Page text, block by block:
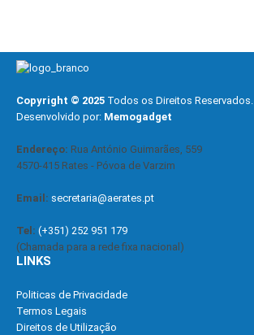
Copyright © 2025 Todos os Direitos Reservados.
Desenvolvido por: Memogadget
Endereço: Rua António Guimarães, 559
4570-415 Rates - Póvoa de Varzim
Email: secretaria@aerates.pt
Tel: (+351) 252 951 179
(Chamada para a rede fixa nacional)
LINKS
Politicas de Privacidade
Termos Legais
Direitos de Utilização